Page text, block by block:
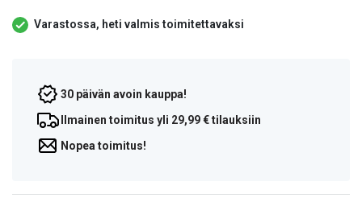
Varastossa, heti valmis toimitettavaksi
30 päivän avoin kauppa!
Ilmainen toimitus yli 29,99 € tilauksiin
Nopea toimitus!